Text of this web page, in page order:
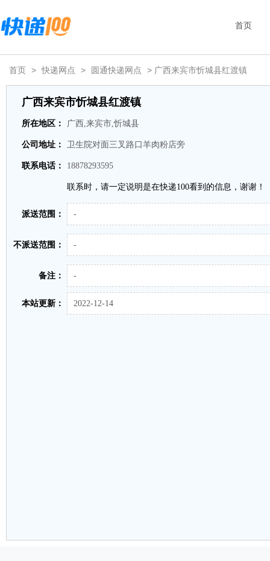
首页
首页 > 快递网点 > 圆通快递网点 > 广西来宾市忻城县红渡镇
广西来宾市忻城县红渡镇
所在地区： 广西,来宾市,忻城县
公司地址： 卫生院对面三叉路口羊肉粉店旁
联系电话： 18878293595
联系时，请一定说明是在快递100看到的信息，谢谢！
派送范围： -
不派送范围： -
备注： -
本站更新： 2022-12-14